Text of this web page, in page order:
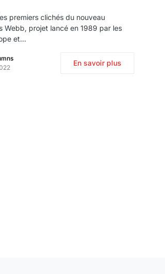
premiers clichés du nouveau
Webb, projet lancé en 1989 par les
et…
En savoir plus